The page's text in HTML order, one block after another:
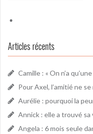
Articles récents
Camille : « On n’a
Pour Axel, l’amitié ne
Aurélie : pourquoi la
Annick : elle a trouvé
Angela : 6 mois seule